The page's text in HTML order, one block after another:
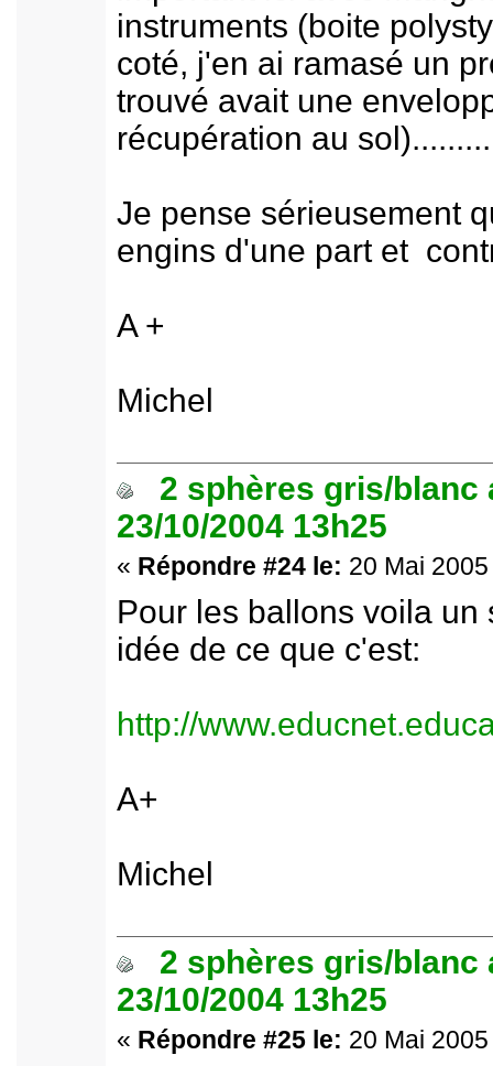
instruments (boite
coté, j'en ai ramasé un
trouvé avait une
récupération au sol).........
Je pense sérieusement
engins d'une part et
A +
Michel
2 sphères gris/blanc
23/10/2004 13h25
« Répondre #24 le: 20 Mai
Pour les ballons voila
idée de ce que c'est:
http://
A+
Michel
2 sphères gris/blanc
23/10/2004 13h25
« Répondre #25 le: 20 Mai